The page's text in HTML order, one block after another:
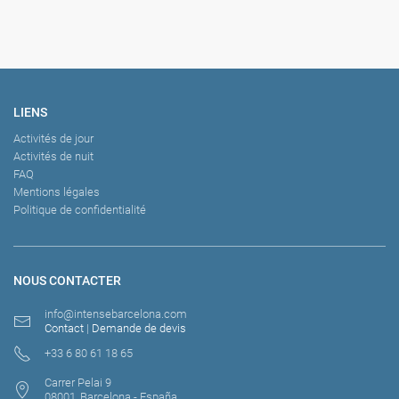
NOUS CONTACTER
info@intensebarcelona.com
Contact | Demande de devis
+33 6 80 61 18 65
Carrer Pelai 9
LIENS
Activités de jour
Activités de nuit
FAQ
Mentions légales
Politique de confidentialité